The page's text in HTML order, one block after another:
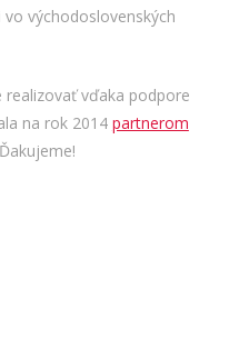
východoslovenských
vďaka podpore
na rok 2014 partnerom